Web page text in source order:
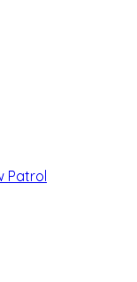
Patrol